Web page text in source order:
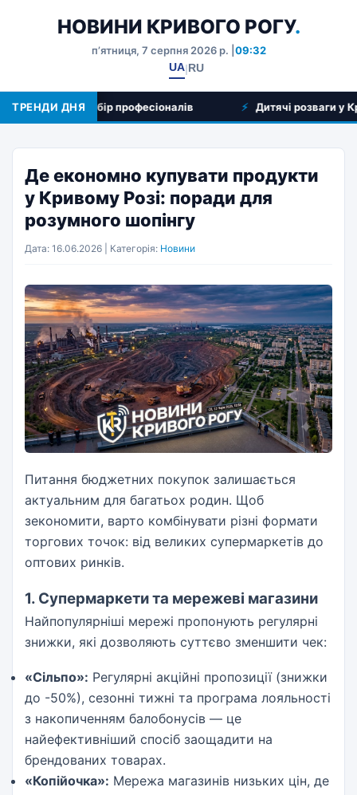
НОВИНИ КРИВОГО РОГУ.
пʼятниця, 7 серпня 2026 р. | 09:32
UA|RU
ТРЕНДИ ДНЯ
та вибір професіоналів Дитячі розваги у
Де економно купувати продукти
у Кривому Розі: поради для
розумного шопінгу
Дата: 16.06.2026 | Категорія: Новини
Питання бюджетних покупок залишається
актуальним для багатьох родин. Щоб
зекономити, варто комбінувати різні формати
торгових точок: від великих супермаркетів до
оптових ринків.
1. Супермаркети та мережеві магазини
Найпопулярніші мережі пропонують регулярні
знижки, які дозволяють суттєво зменшити чек:
«Сільпо»: Регулярні акційні пропозиції (знижки
до -50%), сезонні тижні та програма лояльності
з накопиченням балобонусів — це
найефективніший спосіб заощадити на
брендованих товарах.
«Копійочка»: Мережа магазинів низьких цін, де